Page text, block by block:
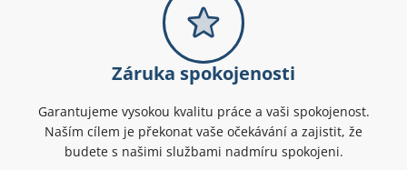
Záruka spokojenosti
Garantujeme vysokou kvalitu práce a vaši spokojenost.
Naším cílem je překonat vaše očekávání a zajistit, že
budete s našimi službami nadmíru spokojeni.